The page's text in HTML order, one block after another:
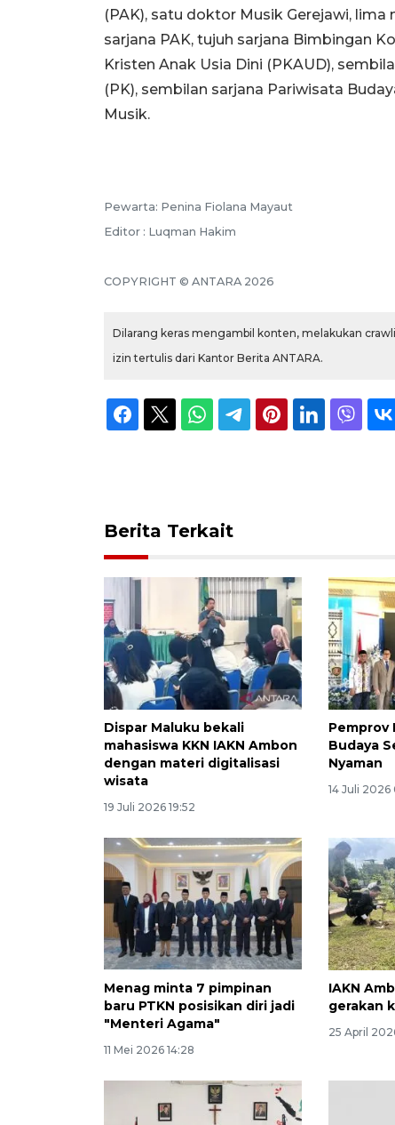
(PAK), satu doktor Musik Gerejawi,
sarjana PAK, tujuh sarjana Bimbingan
Kristen Anak Usia Dini (PKAUD),
(PK), sembilan sarjana Pariwisata
Musik.
Pewarta: Penina Fiolana Mayaut
Editor : Luqman Hakim
COPYRIGHT © ANTARA 2026
Dilarang keras mengambil konten, melakukan
izin tertulis dari Kantor Berita ANTARA.
Berita Terkait
Dispar Maluku bekali
mahasiswa KKN IAKN Ambon
dengan materi digitalisasi
wisata
19 Juli 2026 19:52
Pemprov
Budaya
Nyaman
14 Juli 2026
Menag minta 7 pimpinan
baru PTKN posisikan diri jadi
"Menteri Agama"
11 Mei 2026 14:28
IAKN
gerakan
25 April